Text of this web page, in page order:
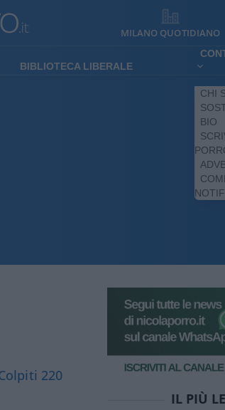
MILANO QUOTIDIANO
BIBLIOTECA LIBERALE
CHI
BIO
220
IL PIÙ